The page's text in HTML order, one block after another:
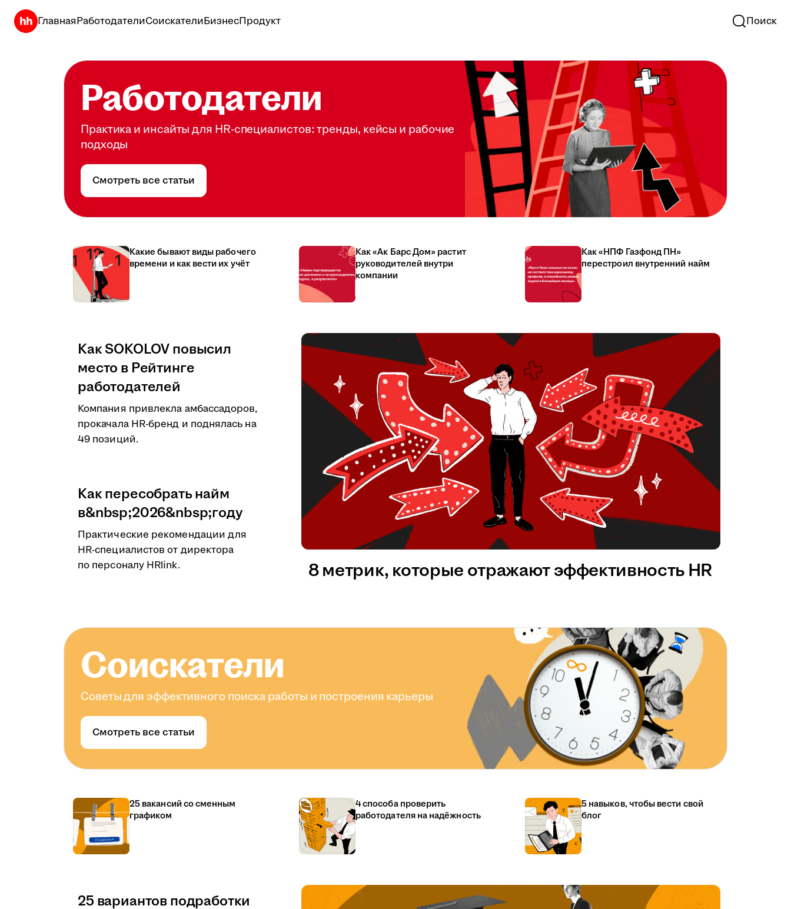
ГлавнаяРаботодателиСоискателиБизнесПродукт Поиск
Работодатели
Практика и инсайты для HR-специалистов: тренды, кейсы и рабочие
подходы
Смотреть все статьи
Какие бывают виды рабочего
времени и как вести их учёт
Как «Ак Барс Дом» растит
руководителей внутри
компании
Как «НПФ Газфонд ПН»
перестроил внутренний найм
Как SOKOLOV повысил
место в Рейтинге
работодателей
Компания привлекла амбассадоров,
прокачала HR-бренд и поднялась на
49 позиций.
Как пересобрать найм
в&nbsp;2026&nbsp;году
Практические рекомендации для
HR-специалистов от директора
по персоналу HRlink.
8 метрик, которые отражают эффективность HR
Соискатели
Советы для эффективного поиска работы и построения карьеры
Смотреть все статьи
25 вакансий со сменным
графиком
4 способа проверить
работодателя на надёжность
5 навыков, чтобы вести свой
блог
25 вариантов подработки